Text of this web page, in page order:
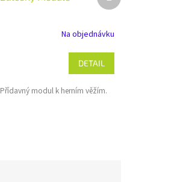
Na objednávku
DETAIL
Přídavný modul k herním věžím.